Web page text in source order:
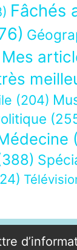
Fâchés
Mes
(204)